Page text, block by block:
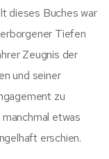
dieses Buches war
Tiefen
Zeugnis der
und seiner
zu
etwas
erschien.